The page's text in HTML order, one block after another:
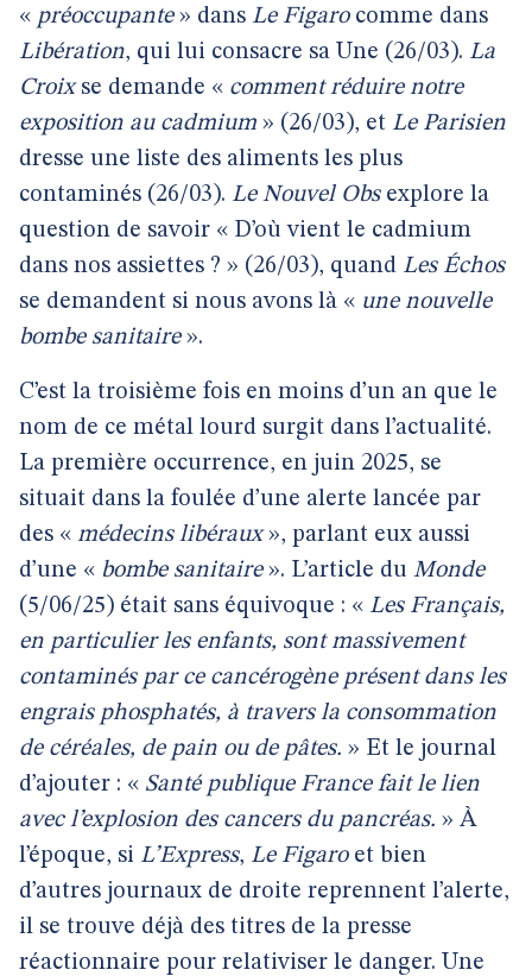
« préoccupante» dans Le Figarocomme dans
Libération, qui lui consacre sa Une (26/03). La
Croixse demande « comment réduire notre
exposition au cadmium » (26/03), et Le Parisien
dresse une liste des aliments les plus
contaminés (26/03). Le Nouvel Obsexplore la
question de savoir « D’où vient le cadmium
dans nos assiettes ? » (26/03), quand Les Échos
se demandent si nous avons là « une nouvelle
bombe sanitaire».
C’est la troisième fois en moins d’un an que le
nom de ce métal lourd surgit dans l’actualité.
La première occurrence, en juin 2025, se
situait dans la foulée d’une alerte lancée par
des « médecins libéraux», parlant eux aussi
d’une « bombe sanitaire». L’article du Monde
(5/06/25) était sans équivoque : « Les Français,
en particulier les enfants, sont massivement
contaminés par ce cancérogène présent dans les
engrais phosphatés, à travers la consommation
de céréales, de pain ou de pâtes. » Et le journal
d’ajouter : « Santé publique France fait le lien
avec l’explosion des cancers du pancréas. » À
l’époque, si L’Express, Le Figaroet bien
d’autres journaux de droite reprennent l’alerte,
il se trouve déjà des titres de la presse
réactionnaire pour relativiser le danger. Une